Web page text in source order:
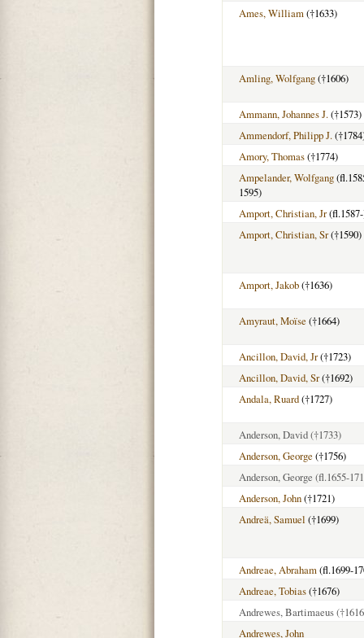
Ames, William(†1633)
Amling, Wolfgang(†1606)
Ammann, Johannes J.(†1573)
Ammendorf, Philipp J.
Amory, Thomas(†1774)
Ampelander, Wolfgang
1595)
Amport, Christian, Jr
Amport, Christian, Sr(†1590)
Amport, Jakob(†1636)
Amyraut, Moïse (†1664)
Ancillon, David, Jr(†1723)
Ancillon, David, Sr(†1692)
Andala, Ruard(†1727)
Anderson, David(†1733)
Anderson, George (†1756)
Anderson, George (fl.1655-
Anderson, John(†1721)
Andreä, Samuel (†1699)
Andreae, Abraham(fl.1699-
Andreae, Tobias(†1676)
Andrewes, Bartimaeus
Andrewes, John